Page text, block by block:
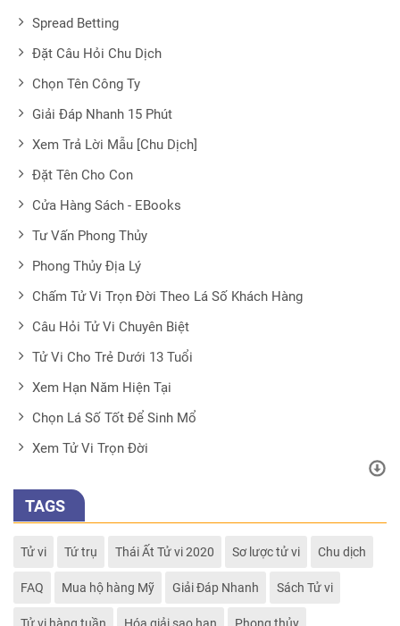
Spread Betting
Đặt Câu Hỏi Chu Dịch
Chọn Tên Công Ty
Giải Đáp Nhanh 15 Phút
Xem Trả Lời Mẫu [Chu Dịch]
Đặt Tên Cho Con
Cửa Hàng Sách - EBooks
Tư Vấn Phong Thủy
Phong Thủy Địa Lý
Chấm Tử Vi Trọn Đời Theo Lá Số Khách Hàng
Câu Hỏi Tử Vi Chuyên Biệt
Tử Vi Cho Trẻ Dưới 13 Tuổi
Xem Hạn Năm Hiện Tại
Chọn Lá Số Tốt Để Sinh Mổ
Xem Tử Vi Trọn Đời
TAGS
Tử vi Tứ trụ Thái Ất Tử vi 2020 Sơ lược tử vi Chu dịch
FAQ Mua hộ hàng Mỹ Giải Đáp Nhanh Sách Tử vi